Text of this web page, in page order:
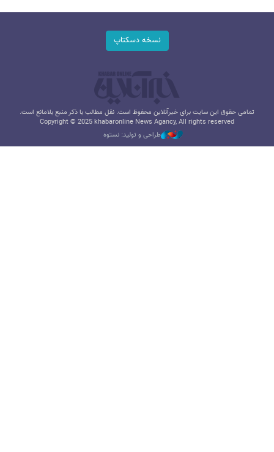
نسخه دسکتاپ
تمامی حقوق این سایت برای خبرآنلاین محفوظ است. نقل مطالب با ذکر منبع بلامانع است.
Copyright © 2025 khabaronline News Agancy, All rights reserved
طراحی و تولید: نستوه